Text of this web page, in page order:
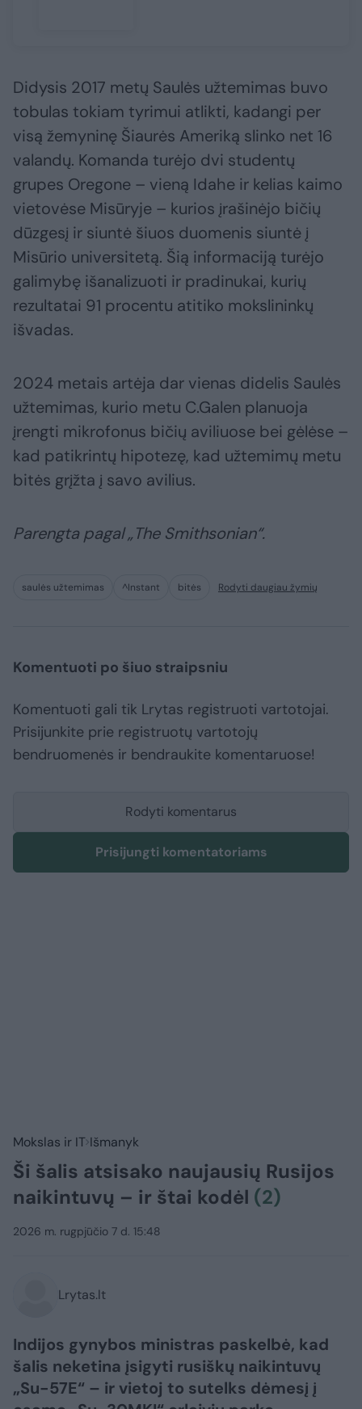
Didysis 2017 metų Saulės užtemimas buvo
tobulas tokiam tyrimui atlikti, kadangi per
visą žemyninę Šiaurės Ameriką slinko net 16
valandų. Komanda turėjo dvi studentų
grupes Oregone – vieną Idahe ir kelias kaimo
vietovėse Misūryje – kurios įrašinėjo bičių
dūzgesį ir siuntė šiuos duomenis siuntė į
Misūrio universitetą. Šią informaciją turėjo
galimybę išanalizuoti ir pradinukai, kurių
rezultatai 91 procentu atitiko mokslininkų
išvadas.
2024 metais artėja dar vienas didelis Saulės
užtemimas, kurio metu C.Galen planuoja
įrengti mikrofonus bičių aviliuose bei gėlėse –
kad patikrintų hipotezę, kad užtemimų metu
bitės grįžta į savo avilius.
Parengta pagal „The Smithsonian“.
saulės užtemimas ^Instant bitės Rodyti daugiau žymių
Komentuoti po šiuo straipsniu
Komentuoti gali tik Lrytas registruoti vartotojai.
Prisijunkite prie registruotų vartotojų
bendruomenės ir bendraukite komentaruose!
Rodyti komentarus
Prisijungti komentatoriams
Mokslas ir IT Išmanyk
Ši šalis atsisako naujausių Rusijos
naikintuvų – ir štai kodėl (2)
2026 m. rugpjūčio 7 d. 15:48
Lrytas.lt
Indijos gynybos ministras paskelbė, kad
šalis neketina įsigyti rusiškų naikintuvų
„Su-57E“ – ir vietoj to sutelks dėmesį į